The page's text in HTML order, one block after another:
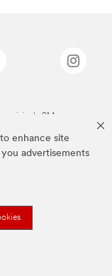
enhance site
advertisements
da 3M.